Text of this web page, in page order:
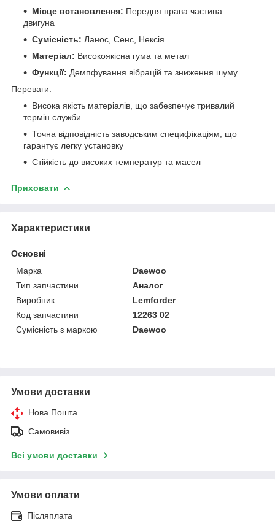
Місце встановлення: Передня права частина
двигуна
Сумісність: Ланос, Сенс, Нексія
Матеріал: Високоякісна гума та метал
Функції: Демпфування вібрацій та зниження шуму
Переваги:
Висока якість матеріалів, що забезпечує тривалий
термін служби
Точна відповідність заводським специфікаціям, що
гарантує легку установку
Стійкість до високих температур та масел
Приховати
Характеристики
Основні
Марка
Daewoo
Тип запчастини
Аналог
Виробник
Lemforder
Код запчастини
12263 02
Сумісність з маркою
Daewoo
Умови доставки
Нова Пошта
Самовивіз
Всі умови доставки
Умови оплати
Післяплата